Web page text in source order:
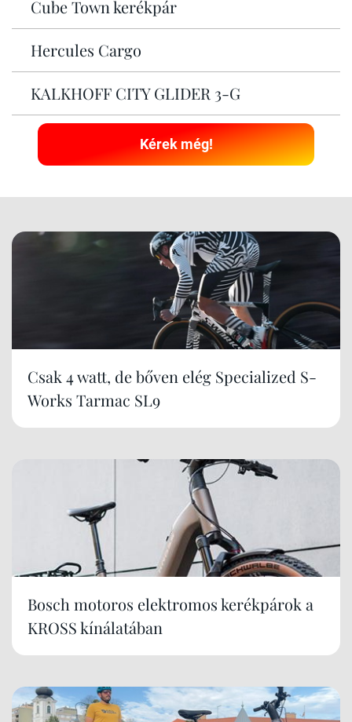
Cube Town kerékpár
Hercules Cargo
KALKHOFF CITY GLIDER 3-G
Kérek még!
Csak 4 watt, de bőven elég Specialized S-
Works Tarmac SL9
Bosch motoros elektromos kerékpárok a
KROSS kínálatában